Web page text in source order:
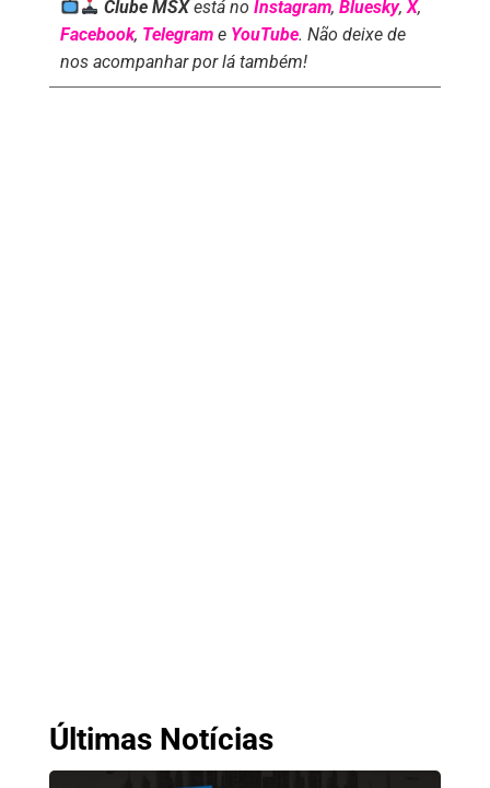
Clube MSXestá noInstagram,Bluesky,X,
Facebook, Telegrame YouTube. Não deixe de
nos acompanhar por lá também!
Últimas Notícias